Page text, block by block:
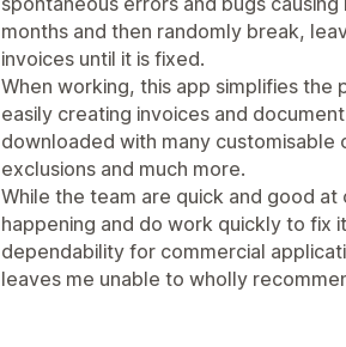
months and then randomly break,
invoices until it is fixed.
When working, this app simplifies
easily creating invoices and
downloaded with many
exclusions and much more.
While the team are quick and good
happening and do work quickly to fix
dependability for commercial
leaves me unable to wholly